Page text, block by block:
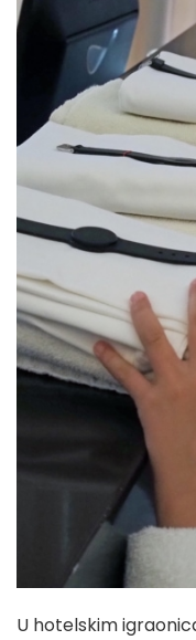
U hotelskim